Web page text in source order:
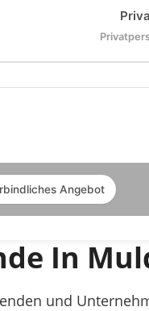
Angebot
In
und